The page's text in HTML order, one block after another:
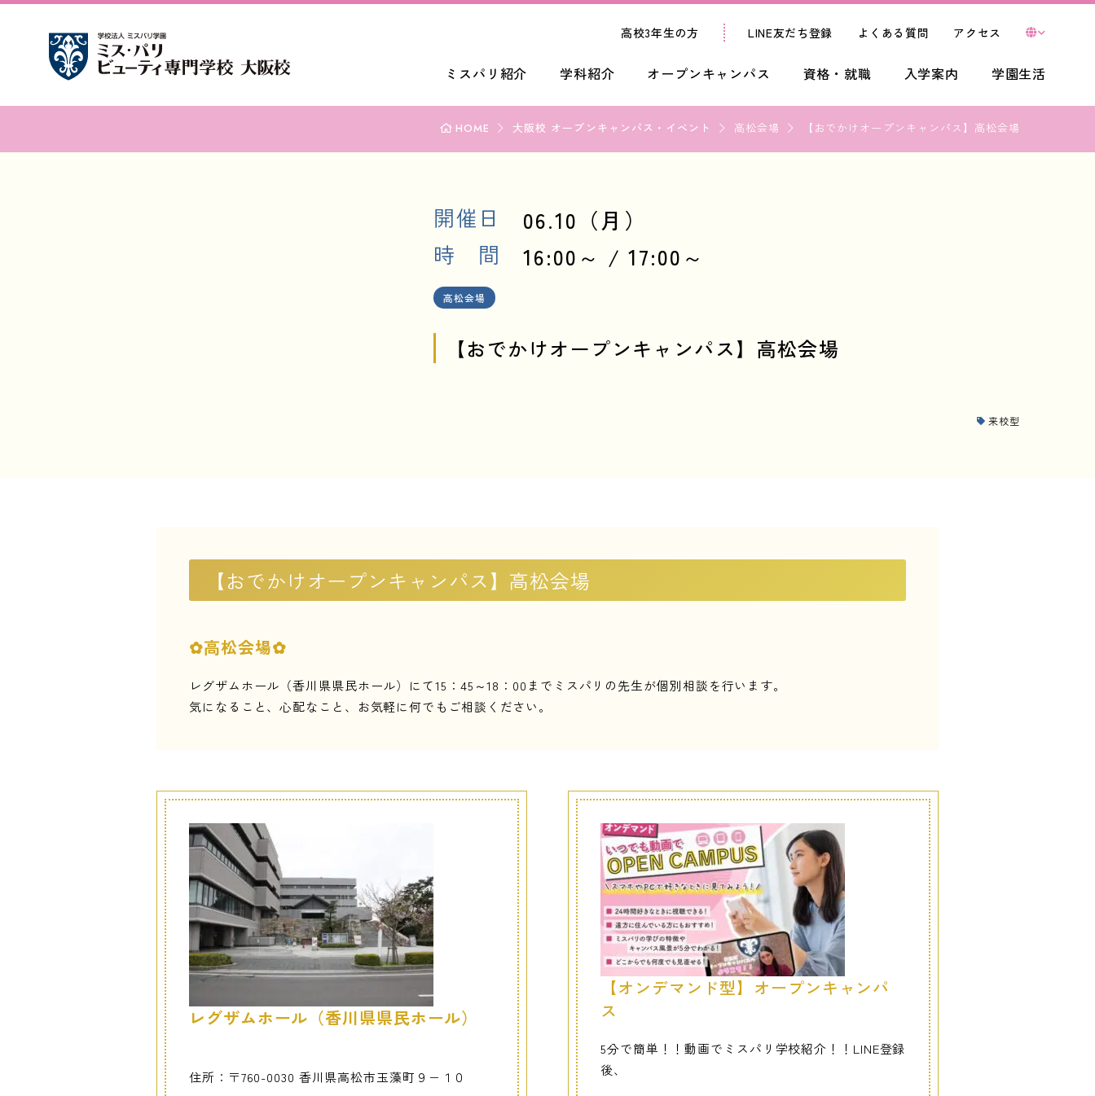
ミスパリ紹介 学科紹介 オープンキャンパス 資格・就職 入学案内 学園生活
高校3年生の方 LINE友だち登録 よくある質問 アクセス
HOME 大阪校 オープンキャンパス・イベント 高松会場 【おでかけオープンキャンパス】高松会場
開催日
06.10（月）
時 間
16:00～ 17:00～
高松会場
【おでかけオープンキャンパス】高松会場
来校型
【おでかけオープンキャンパス】高松会場
✿高松会場✿
レグザムホール（香川県県民ホール）にて15：45～18：00までミスパリの先生が個別相談を行います。
気になること、心配なこと、お気軽に何でもご相談ください。
レグザムホール（香川県県民ホール）
住所：〒760-0030 香川県高松市玉藻町９−１０
【オンデマンド型】オープンキャンパ
ス
5分で簡単！！動画でミスパリ学校紹介！！LINE登録
後、